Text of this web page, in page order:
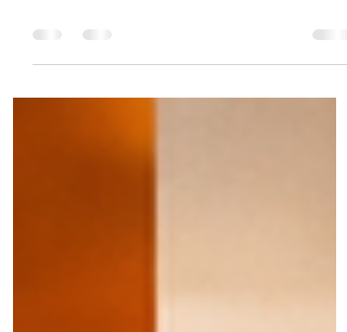
medico